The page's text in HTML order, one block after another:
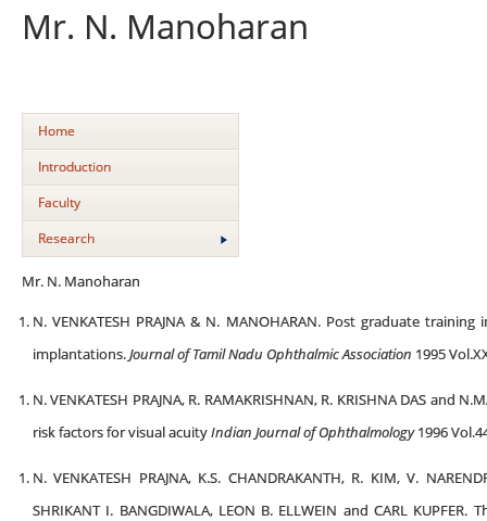
Mr. N. Manoharan
Home
Introduction
Faculty
Research
Mr. N. Manoharan
N. VENKATESH PRAJNA & N. MANOHARAN. Post graduate
implantations.Journal of Tamil Nadu Ophthalmic Association 1995
N. VENKATESH PRAJNA, R. RAMAKRISHNAN, R. KRISHNA DAS and
risk factors for visual acuityIndian Journal of Ophthalmology1996
N. VENKATESH PRAJNA, K.S. CHANDRAKANTH, R. KIM, V.
SHRIKANT I. BANGDIWALA, LEON B. ELLWEIN and CARL